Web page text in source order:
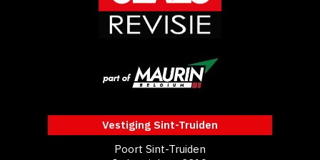
Vestiging Sint-Truiden
Poort Sint-Truiden